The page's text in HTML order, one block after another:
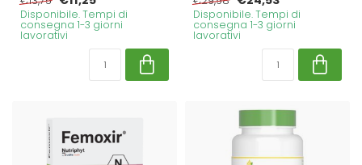
Disponibile. Tempi di
consegna 1-3 giorni
lavorativi
Disponibile. Tempi di
consegna 1-3 giorni
lavorativi